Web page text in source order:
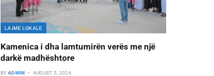
LAJME LOKALE
Kamenica i dha lamtumirën verës me një
darkë madhështore
BY ADMIN AUGUST 5, 2026